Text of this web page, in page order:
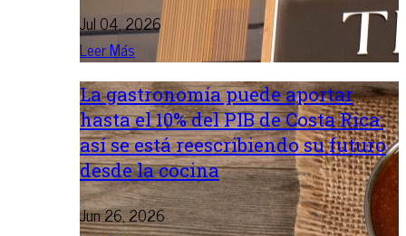
Jul 04, 2026
Leer Más
La gastronomía puede aportar
hasta el 10% del PIB de Costa Rica:
así se está reescribiendo su futuro
desde la cocina
Jun 26, 2026